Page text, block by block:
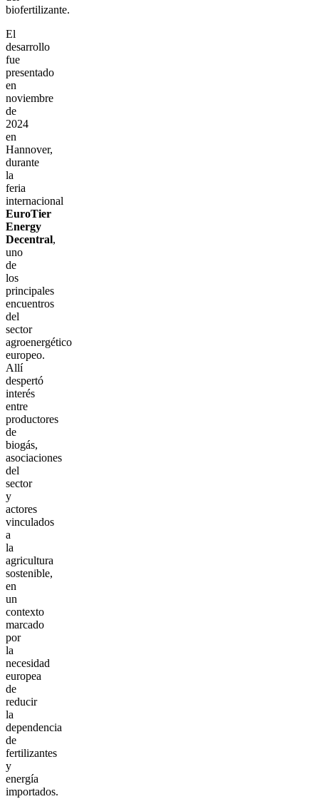
biofertilizante.
El
desarrollo
fue
presentado
en
noviembre
de
2024
en
Hannover,
durante
la
feria
internacional
EuroTier
Energy
Decentral,
uno
de
los
principales
encuentros
del
sector
agroenergético
europeo.
Allí
despertó
interés
entre
productores
de
biogás,
asociaciones
del
sector
y
actores
vinculados
a
la
agricultura
sostenible,
en
un
contexto
marcado
por
la
necesidad
europea
de
reducir
la
dependencia
de
fertilizantes
y
energía
importados.